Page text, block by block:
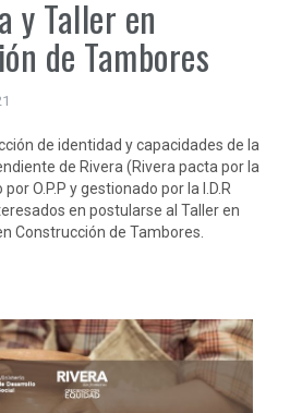
y Taller en
de Tambores
de identidad y capacidades de la
de Rivera (Rivera pacta por la
O.P.P y gestionado por la I.D.R
en postularse al Taller en
Construcción de Tambores.